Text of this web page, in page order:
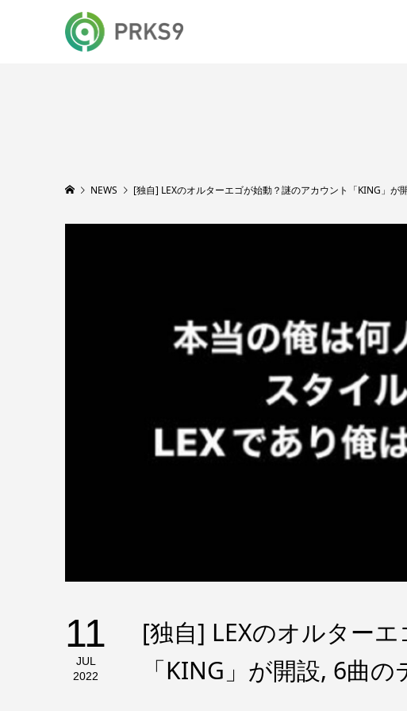
NEWS [独自] LEXのオルターエゴが始動？謎のアカウント「KING」が
11
JUL
2022
[独自] LEXのオルター
「KING」が開設, 6曲